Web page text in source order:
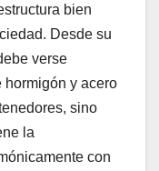
bien
Desde su
verse
hormigón y acero
sino
la
con